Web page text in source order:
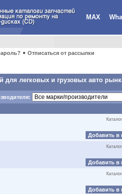
MAX
Отписаться от рассылки
для легковых и грузовых авто
Добавить в
Добавить в
Добавить в